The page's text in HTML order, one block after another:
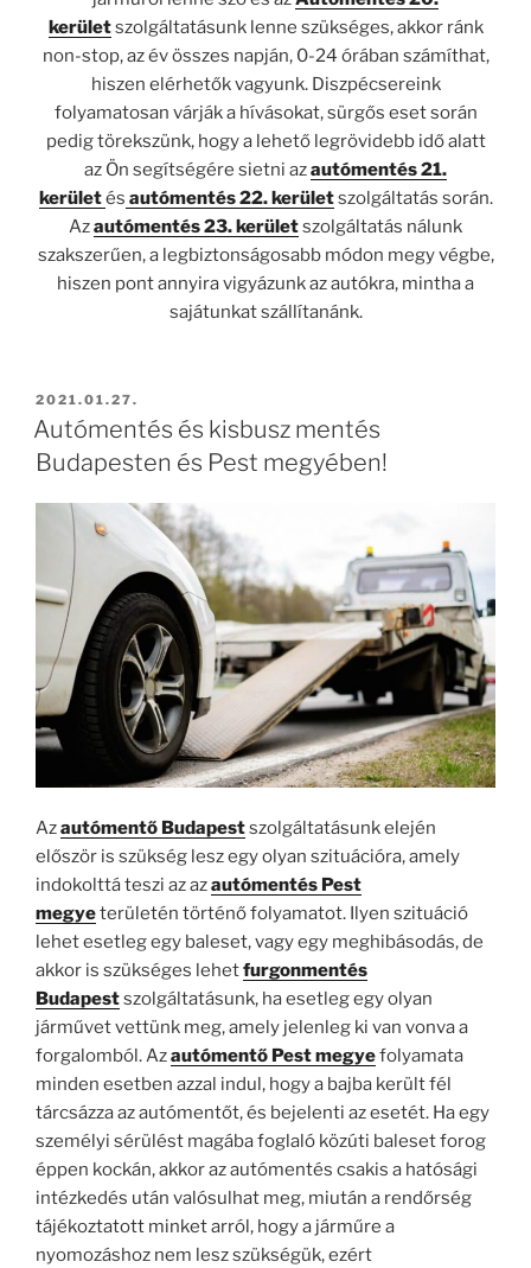
kerületszolgáltatásunk lenne szükséges, akkor ránk
non-stop, az év összes napján, 0-24 órában számíthat,
hiszen elérhetők vagyunk. Diszpécsereink
folyamatosan várják a hívásokat, sürgős eset során
pedig törekszünk, hogy a lehető legrövidebb idő alatt
az Ön segítségére sietni azautómentés 21.
kerületés autómentés 22. kerületszolgáltatás során.
Azautómentés 23. kerületszolgáltatás nálunk
szakszerűen, a legbiztonságosabb módon megy végbe,
hiszen pont annyira vigyázunk az autókra, mintha a
sajátunkat szállítanánk.
BEKÜLDVE:
2021.01.27.
Autómentés és kisbusz mentés
Budapesten és Pest megyében!
Azautómentő Budapestszolgáltatásunk elején
először is szükség lesz egy olyan szituációra, amely
indokolttá teszi az azautómentés Pest
megyeterületén történő folyamatot. Ilyen szituáció
lehet esetleg egy baleset, vagy egy meghibásodás, de
akkor is szükséges lehetfurgonmentés
Budapestszolgáltatásunk, ha esetleg egy olyan
járművet vettünk meg, amely jelenleg ki van vonva a
forgalomból. Azautómentő Pest megyefolyamata
minden esetben azzal indul, hogy a bajba került fél
tárcsázza az autómentőt, és bejelenti az esetét. Ha egy
személyi sérülést magába foglaló közúti baleset forog
éppen kockán, akkor az autómentés csakis a hatósági
intézkedés után valósulhat meg, miután a rendőrség
tájékoztatott minket arról, hogy a járműre a
nyomozáshoz nem lesz szükségük, ezért